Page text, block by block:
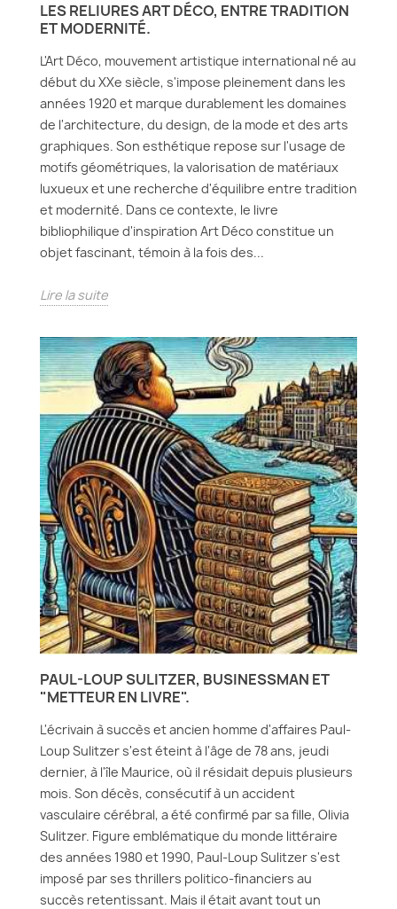
LES RELIURES ART DÉCO, ENTRE TRADITION
ET MODERNITÉ.
L'Art Déco, mouvement artistique international né au
début du XXe siècle, s'impose pleinement dans les
années 1920 et marque durablement les domaines
de l'architecture, du design, de la mode et des arts
graphiques. Son esthétique repose sur l'usage de
motifs géométriques, la valorisation de matériaux
luxueux et une recherche d'équilibre entre tradition
et modernité. Dans ce contexte, le livre
bibliophilique d'inspiration Art Déco constitue un
objet fascinant, témoin à la fois des...
Lire la suite
PAUL-LOUP SULITZER, BUSINESSMAN ET
"METTEUR EN LIVRE".
L'écrivain à succès et ancien homme d'affaires Paul-
Loup Sulitzer s'est éteint à l'âge de 78 ans, jeudi
dernier, à l'île Maurice, où il résidait depuis plusieurs
mois. Son décès, consécutif à un accident
vasculaire cérébral, a été confirmé par sa fille, Olivia
Sulitzer. Figure emblématique du monde littéraire
des années 1980 et 1990, Paul-Loup Sulitzer s'est
imposé par ses thrillers politico-financiers au
succès retentissant. Mais il était avant tout un